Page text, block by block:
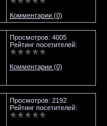
Комментарии (0)
Просмотров: 4005
Рейтинг посетителей:
Комментарии (0)
Просмотров: 2192
Рейтинг посетителей: